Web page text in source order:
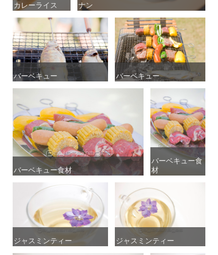
カレーライス
カレーライス ナン
ナン
バーベキュー
バーベキュー バーベキュー
バーベキュー
バーベキュー食材
バーベキュー食材
バーベキュー食
材
バーベキュー食
材
ジャスミンティー
ジャスミンティー ジャスミンティー
ジャスミンティー